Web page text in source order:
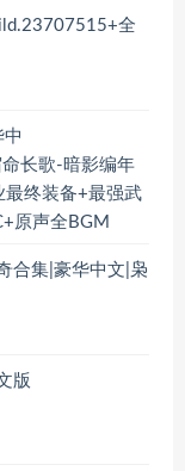
全
长歌-暗影编年
最终装备+最强武
原声全BGM
合集|豪华中文|枭
版